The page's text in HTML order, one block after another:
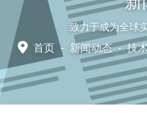
致力于成为全球
首页 - 新闻动态-技